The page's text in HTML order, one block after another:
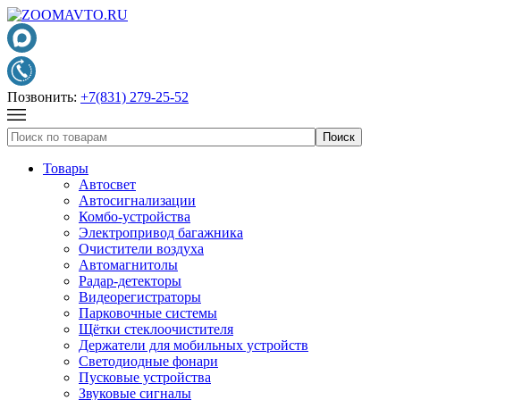
Позвонить: +7(831) 279-25-52
Товары
Автосвет
Автосигнализации
Комбо-устройства
Электропривод багажника
Очистители воздуха
Автомагнитолы
Радар-детекторы
Видеорегистраторы
Парковочные системы
Щётки стеклоочистителя
Держатели для мобильных устройств
Светодиодные фонари
Пусковые устройства
Звуковые сигналы